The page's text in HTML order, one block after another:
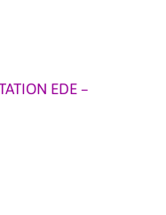
EDE –